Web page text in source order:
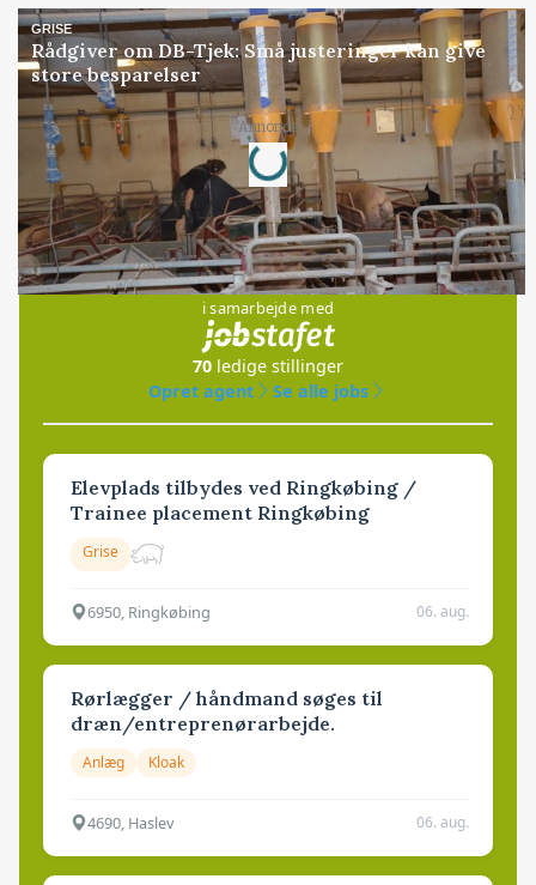
GRISE
Rådgiver om DB-Tjek: Små justeringer kan give
store besparelser
Annonce
Loading...
Jobs
i samarbejde med
70 ledige stillinger
Opret agent
Se alle jobs
Elevplads tilbydes ved Ringkøbing /
Trainee placement Ringkøbing
Grise
6950, Ringkøbing 06. aug.
Rørlægger / håndmand søges til
dræn/entreprenørarbejde.
Anlæg Kloak
4690, Haslev 06. aug.